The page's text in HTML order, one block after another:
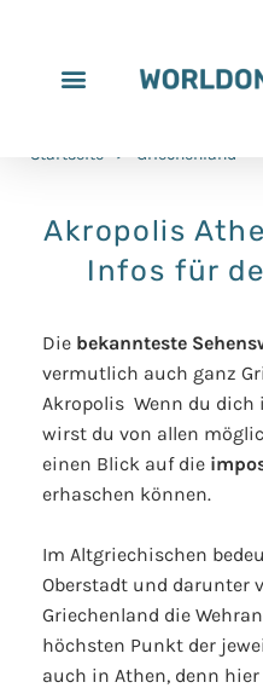
Startseite > Griechenland
Akropolis
Infos für
Die bekannteste
vermutlich auch ganz
Akropolis Wenn du dich
wirst du von allen
einen Blick auf die
erhaschen können.
Im Altgriechischen
Oberstadt und darunter
Griechenland die
höchsten Punkt der
auch in Athen, denn